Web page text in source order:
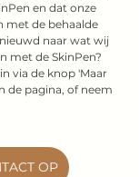
en dat onze
met de behaalde
naar wat wij
met de SkinPen?
via de knop 'Maar
de pagina, of neem
OP